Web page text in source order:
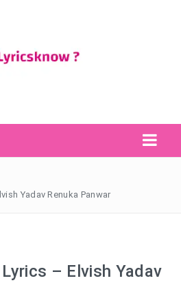
Search Button
Yadav Renuka Panwar
– Elvish Yadav